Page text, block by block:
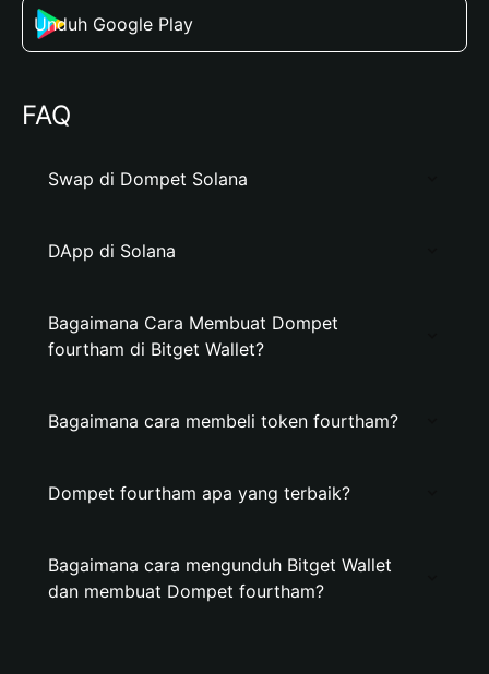
Unduh Google Play
FAQ
Swap di Dompet Solana
DApp di Solana
Bagaimana Cara Membuat Dompet
fourtham di Bitget Wallet?
Bagaimana cara membeli token fourtham?
Dompet fourtham apa yang terbaik?
Bagaimana cara mengunduh Bitget Wallet
dan membuat Dompet fourtham?